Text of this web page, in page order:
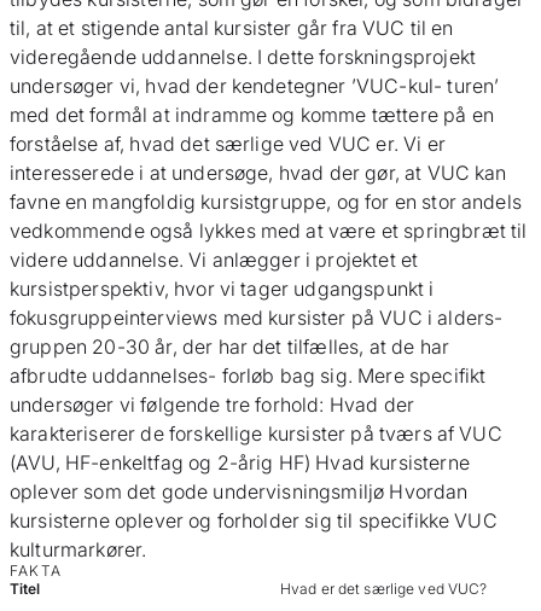
til, at et stigende antal kursister går fra VUC til en
videregående uddannelse. I dette forskningsprojekt
undersøger vi, hvad der kendetegner ’VUC-kul- turen’
med det formål at indramme og komme tættere på en
forståelse af, hvad det særlige ved VUC er. Vi er
interesserede i at undersøge, hvad der gør, at VUC kan
favne en mangfoldig kursistgruppe, og for en stor andels
vedkommende også lykkes med at være et springbræt til
videre uddannelse. Vi anlægger i projektet et
kursistperspektiv, hvor vi tager udgangspunkt i
fokusgruppeinterviews med kursister på VUC i alders-
gruppen 20-30 år, der har det tilfælles, at de har
afbrudte uddannelses- forløb bag sig. Mere specifikt
undersøger vi følgende tre forhold: Hvad der
karakteriserer de forskellige kursister på tværs af VUC
(AVU, HF-enkeltfag og 2-årig HF) Hvad kursisterne
oplever som det gode undervisningsmiljø Hvordan
kursisterne oplever og forholder sig til specifikke VUC
kulturmarkører.
FAKTA
Titel
Hvad er det særlige ved VUC?